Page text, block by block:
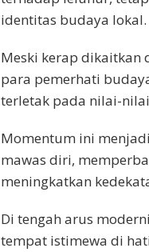
identitas budaya lokal.
Meski kerap dikaitkan
para pemerhati
terletak pada nilai-
Momentum ini
mawas diri,
meningkatkan
Di tengah arus
tempat istimewa di